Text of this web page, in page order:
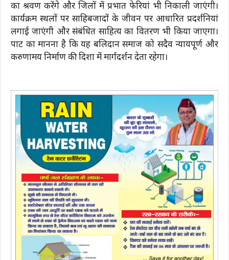
का श्रवण करेंगे और जिलों में प्रभात फेरियां भी निकाली जाएंगी।
कार्यक्रम स्थलों पर साहिबजादों के जीवन पर आधारित प्रदर्शनियां
लगाई जाएंगी और संबंधित साहित्य का वितरण भी किया जाएगा।
पार्टी का मानना है कि यह बलिदान समाज को सदैव न्यायपूर्ण और
करुणामय निर्माण की दिशा में मार्गदर्शन देता रहेगा।